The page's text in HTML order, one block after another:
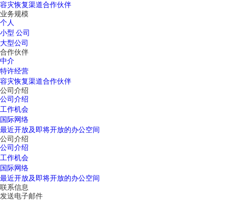
容灾恢复渠道合作伙伴
业务规模
个人
小型 公司
大型公司
合作伙伴
中介
特许经营
容灾恢复渠道合作伙伴
公司介绍
公司介绍
工作机会
国际网络
最近开放及即将开放的办公空间
公司介绍
公司介绍
工作机会
国际网络
最近开放及即将开放的办公空间
联系信息
发送电子邮件